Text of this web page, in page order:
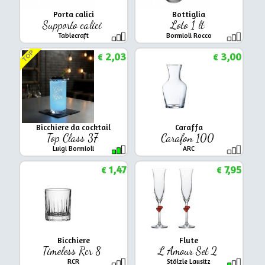
Porta calici
Supporto calici
Tablecraft
Bottiglia
Loto 1 lt
Bormioli Rocco
Bicchiere da cocktail
Top Class 37
Luigi Bormioli
TOP €2,03
Caraffa
Carafon 100
ARC
€3,00
Bicchiere
Timeless Rcr 8
RCR
€1,47
Flute
L Amour Set 2
Stölzle Lausitz
€7,95